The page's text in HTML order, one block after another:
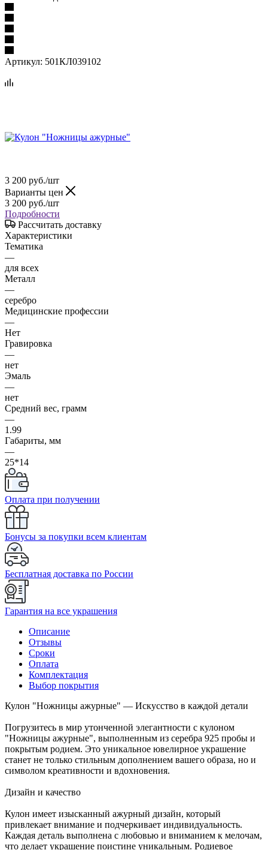
Артикул: 501КЛ039102
3 200 руб./шт
Варианты цен
3 200 руб./шт
Подробности
Рассчитать доставку
Характеристики
Тематика
—
для всех
Металл
—
серебро
Медицинские профессии
—
Нет
Гравировка
—
нет
Эмаль
—
нет
Средний вес, грамм
—
1.99
Габариты, мм
—
25*14
Оплата при получении
Бонусы за покупки всем клиентам
Бесплатная доставка по России
Гарантия на все украшения
Описание
Отзывы
Сроки
Оплата
Комплектация
Выбор покрытия
Кулон "Ножницы ажурные" — Искусство в каждой детали
Погрузитесь в мир утонченной элегантности с кулоном
"Ножницы ажурные", выполненным из серебра 925 пробы и
покрытым родием. Это уникальное ювелирное украшение
станет не только стильным дополнением вашего образа, но и
символом креативности и вдохновения.
Дизайн и качество
Кулон имеет изысканный ажурный дизайн, который
привлекает внимание и подчеркивает индивидуальность.
Каждая деталь выполнена с любовью и вниманием к мелочам,
что делает украшение поистине уникальным. Родиевое